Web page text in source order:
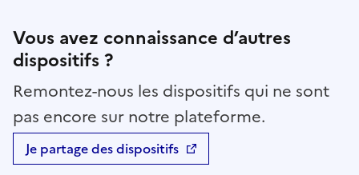
Vous avez connaissance d’autres
dispositifs ?
Remontez-nous les dispositifs qui ne sont
pas encore sur notre plateforme.
Je partage des dispositifs